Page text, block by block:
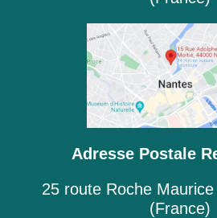
Adresse Postale
25 route Roche
(France)